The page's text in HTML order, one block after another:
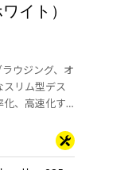
イト）
ウジング、オ
スリム型デス
化、高速化す